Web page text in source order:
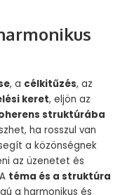
, a célkitűzés, az
keret, eljön az
struktúrába
ha rosszul van
a közönségnek
az üzenetet és
téma és a struktúra
a harmonikus és